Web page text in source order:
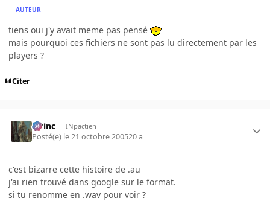
AUTEUR
tiens oui j'y avait meme pas pensé
mais pourquoi ces fichiers ne sont pas lu directement par les
players ?
Citer
lorinc INpactien
Posté(e) le 21 octobre 200520 a
c'est bizarre cette histoire de .au
j'ai rien trouvé dans google sur le format.
si tu renomme en .wav pour voir ?